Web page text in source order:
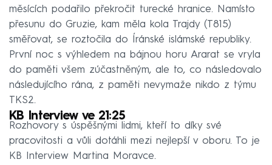
měsících podařilo překročit turecké hranice. Namísto
přesunu do Gruzie, kam měla kola Trajdy (T815)
směřovat, se roztočila do Íránské islámské republiky.
První noc s výhledem na bájnou horu Ararat se vryla
do paměti všem zúčastněným, ale to, co následovalo
následujícího rána, z paměti nevymaže nikdo z týmu
TKS2.
KB Interview ve 21:25
Rozhovory s úspěšnými lidmi, kteří to díky své
pracovitosti a vůli dotáhli mezi nejlepší v oboru. To je
KB Interview Martina Moravce.